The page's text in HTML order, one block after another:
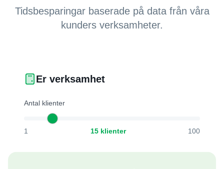
Tidsbesparingar baserade på data från våra
kunders verksamheter.
Er verksamhet
Antal klienter
1 15klienter 100